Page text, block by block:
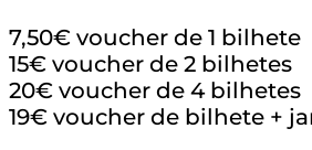
7,50€ voucher de 1 bilhete
15€ voucher de 2 bilhetes
20€ voucher de 4 bilhetes
19€ voucher de bilhete +